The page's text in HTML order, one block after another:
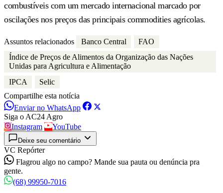
combustíveis com um mercado internacional marcado por
oscilações nos preços das principais commodities agrícolas.
Assuntos relacionados Banco Central
FAO
Índice de Preços de Alimentos da Organização das Nações
Unidas para Agricultura e Alimentação
IPCA
Selic
Compartilhe esta notícia
Enviar no WhatsApp
Siga o AC24 Agro
Instagram
YouTube
Deixe seu comentário
VC Repórter
Flagrou algo no campo? Mande sua pauta ou denúncia pra
gente.
(68) 99950-7016